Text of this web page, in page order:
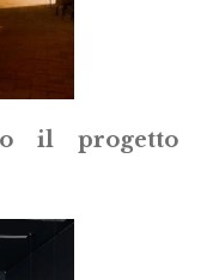
il progetto